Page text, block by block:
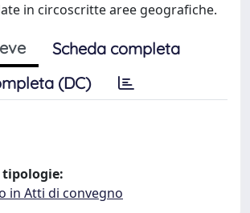
in circoscritte aree geografiche.
Scheda completa
(DC)
tipologie:
in Atti di convegno